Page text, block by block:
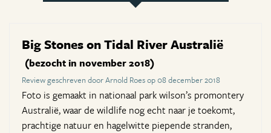
Big Stones on Tidal River Australië
(bezocht in november 2018)
Review geschreven door Arnold Roes op 08 december 2018
Foto is gemaakt in nationaal park wilson’s promontery
Australië, waar de wildlife nog echt naar je toekomt,
prachtige natuur en hagelwitte piepende stranden,